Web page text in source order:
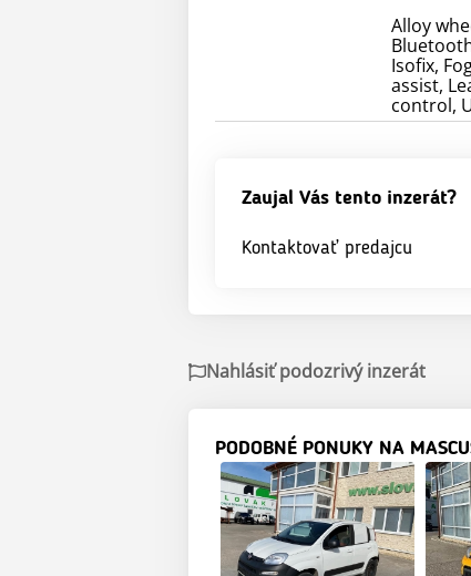
Alloy
Isofix,
assist,
control,
Zaujal Vás tento inzerát?
Kontaktovať predajcu
Nahlásiť podozrivý inzerát
PODOBNÉ PONUKY NA